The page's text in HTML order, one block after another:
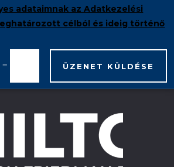
adataimnak az Adatkezelési
célból és ideig történő
= ÜZENET KÜLDÉSE